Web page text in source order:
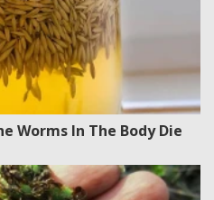
Worms In The Body Die